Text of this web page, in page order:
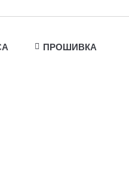
ПРОШИВКА